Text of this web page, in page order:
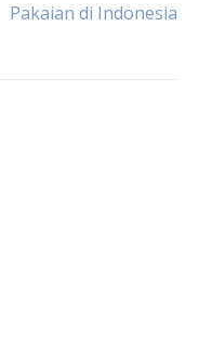
Pakaian di Indonesia